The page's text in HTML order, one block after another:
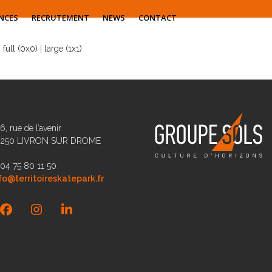
RECRUTEMENT NEWS CONTACT
full (0x0) large (1x1)
rue de l’avenir
LIVRON SUR DROME
75 80 11 50
Facebook
InstagramLinkedIn